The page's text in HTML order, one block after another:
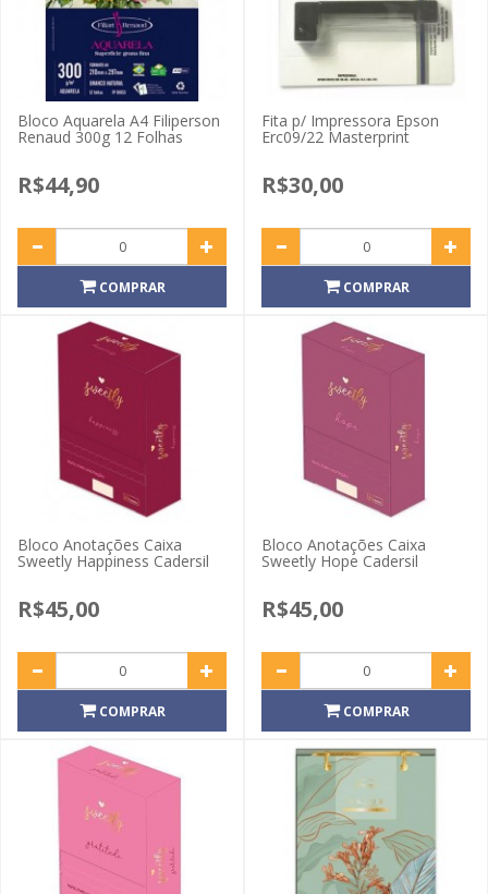
Bloco Aquarela A4 Filiperson
Renaud 300g 12 Folhas
R$44,90
COMPRAR
Fita p/ Impressora Epson
Erc09/22 Masterprint
R$30,00
COMPRAR
Bloco Anotações Caixa
Sweetly Happiness Cadersil
R$45,00
COMPRAR
Bloco Anotações Caixa
Sweetly Hope Cadersil
R$45,00
COMPRAR